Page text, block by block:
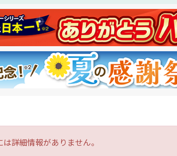
詳細情報がありません。